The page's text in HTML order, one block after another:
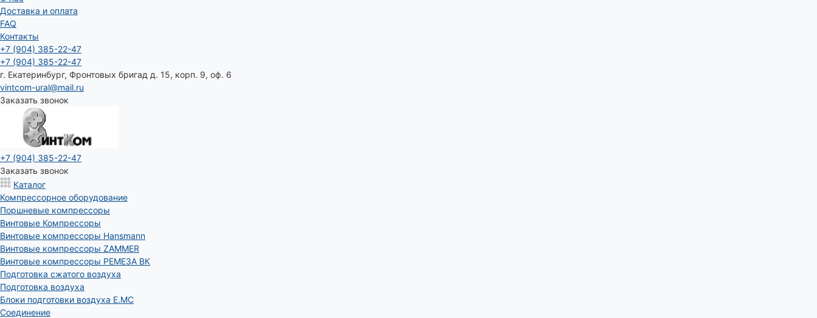
Доставка и оплата
FAQ
Контакты
+7 (904) 385-22-47
+7 (904) 385-22-47
г. Екатеринбург, Фронтовых бригад д. 15, корп. 9, оф. 6
vintcom-ural@mail.ru
Заказать звонок
+7 (904) 385-22-47
Заказать звонок
Каталог
Компрессорное оборудование
Поршневые компрессоры
Винтовые Компрессоры
Винтовые компрессоры Hansmann
Винтовые компрессоры ZAMMER
Винтовые компрессоры РЕМЕЗА ВК
Подготовка сжатого воздуха
Подготовка воздуха
Блоки подготовки воздуха E.MC
Соединение